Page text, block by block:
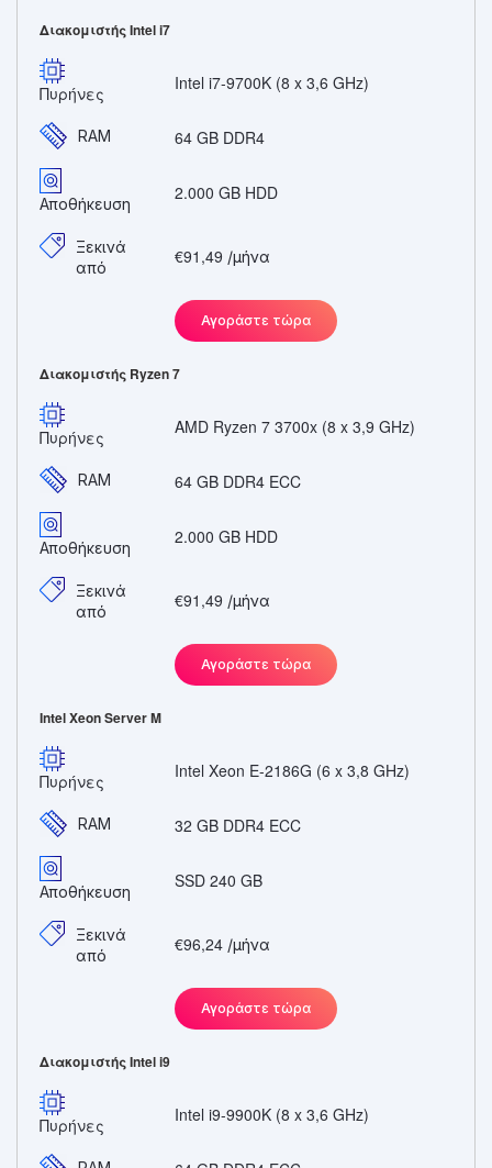
Διακομιστής Intel i7
Πυρήνες Intel i7-9700K (8 x 3,6 GHz)
RAM 64 GB DDR4
Αποθήκευση
2.000 GB HDD
Ξεκινά
από
€91,49 /μήνα
Αγοράστε τώρα
Διακομιστής Ryzen 7
Πυρήνες AMD Ryzen 7 3700x (8 x 3,9 GHz)
RAM 64 GB DDR4 ECC
Αποθήκευση
2.000 GB HDD
Ξεκινά
από
€91,49 /μήνα
Αγοράστε τώρα
Intel Xeon Server M
Πυρήνες Intel Xeon E-2186G (6 x 3,8 GHz)
RAM 32 GB DDR4 ECC
Αποθήκευση
SSD 240 GB
Ξεκινά
από
€96,24 /μήνα
Αγοράστε τώρα
Διακομιστής Intel i9
Πυρήνες Intel i9-9900K (8 x 3,6 GHz)